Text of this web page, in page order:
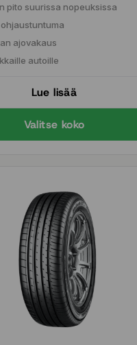
pito suurissa nopeuksissa
ajovakaus
autoille
Lue lisää
Valitse koko